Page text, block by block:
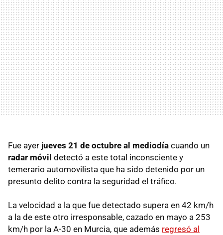
Fue ayer jueves 21 de octubre al mediodía cuando un
radar móvil detectó a este total inconsciente y
temerario automovilista que ha sido detenido por un
presunto delito contra la seguridad el tráfico.
La velocidad a la que fue detectado supera en 42 km/h
a la de este otro irresponsable, cazado en mayo a 253
km/h por la A-30 en Murcia, que además regresó al